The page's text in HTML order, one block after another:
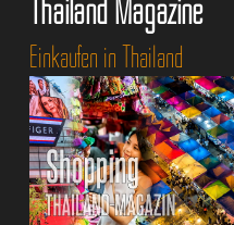
Thailand Magazine
Einkaufen in Thailand